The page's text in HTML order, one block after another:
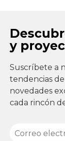
y
Suscríbete a
tendencias
novedades
cada rincón